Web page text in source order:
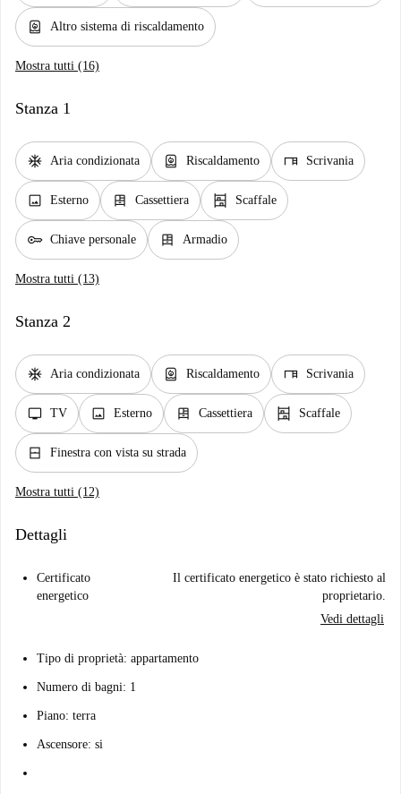
water_heater Altro sistema di riscaldamento
Mostra tutti (16)
Stanza 1
ac_unit Aria condizionata water_heater Riscaldamento desk Scrivania
image Esterno dresser Cassettiera shelves Scaffale
key Chiave personale dresser Armadio
Mostra tutti (13)
Stanza 2
ac_unit Aria condizionata water_heater Riscaldamento desk Scrivania
tv TV image Esterno dresser Cassettiera shelves Scaffale
window_closed Finestra con vista su strada
Mostra tutti (12)
Dettagli
Certificato
energetico
Il certificato energetico è stato richiesto al
proprietario.
Vedi dettagli
Tipo di proprietà: appartamento
Numero di bagni: 1
Piano: terra
Ascensore: si